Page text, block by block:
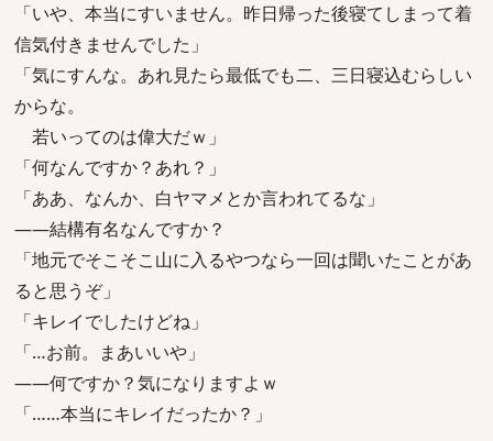
「いや、本当にすいません。昨日帰った後寝てしまって着
信気付きませんでした」
「気にすんな。あれ見たら最低でも二、三日寝込むらしい
からな。
若いってのは偉大だｗ」
「何なんですか？あれ？」
「ああ、なんか、白ヤマメとか言われてるな」
――結構有名なんですか？
「地元でそこそこ山に入るやつなら一回は聞いたことがあ
ると思うぞ」
「キレイでしたけどね」
「…お前。まあいいや」
――何ですか？気になりますよｗ
「……本当にキレイだったか？」